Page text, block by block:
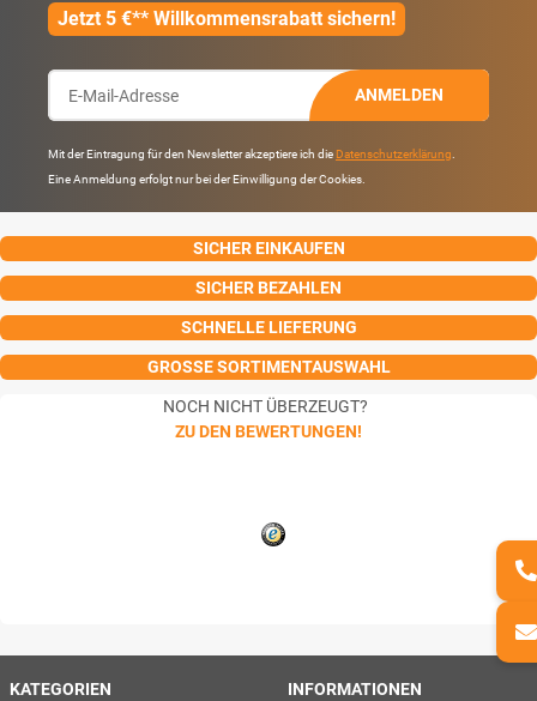
Jetzt 5 €** Willkommensrabatt sichern!
ANMELDEN
Mit der Eintragung für den Newsletter akzeptiere ich die Datenschutzerklärung.
Eine Anmeldung erfolgt nur bei der Einwilligung der Cookies.
SICHER EINKAUFEN
SICHER BEZAHLEN
SCHNELLE LIEFERUNG
GROSSE SORTIMENTAUSWAHL
NOCH NICHT ÜBERZEUGT?
ZU DEN BEWERTUNGEN!
KATEGORIEN INFORMATIONEN